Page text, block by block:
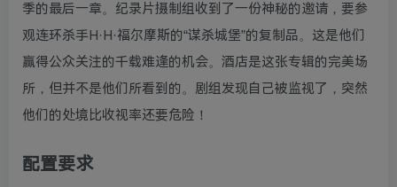
季的最后一章。纪录片摄制组收到了一份神秘的邀请，要参
观连环杀手H·H·福尔摩斯的“谋杀城堡”的复制品。这是他们
赢得公众关注的千载难逢的机会。酒店是这张专辑的完美场
所，但并不是他们所看到的。剧组发现自己被监视了，突然
他们的处境比收视率还要危险！
配置要求